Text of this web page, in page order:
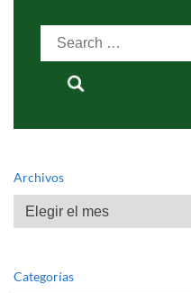
Search
Archivos
Archivos
Categorías